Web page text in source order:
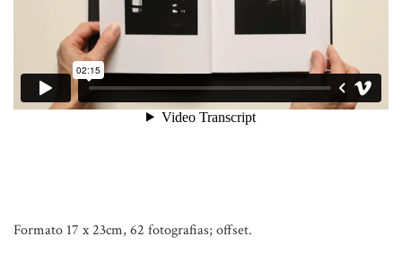
Formato 17 x 23cm, 62 fotografias; offset.